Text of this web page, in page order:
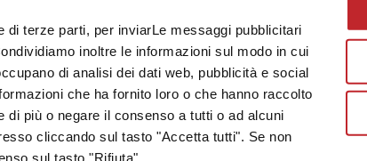
terze parti, per inviarLe messaggi pubblicitari
inoltre le informazioni sul modo in cui
di analisi dei dati web, pubblicità e social
che ha fornito loro o che hanno raccolto
più o negare il consenso a tutti o ad alcuni
cliccando sul tasto "Accetta tutti". Se non
sul tasto "Rifiuta".